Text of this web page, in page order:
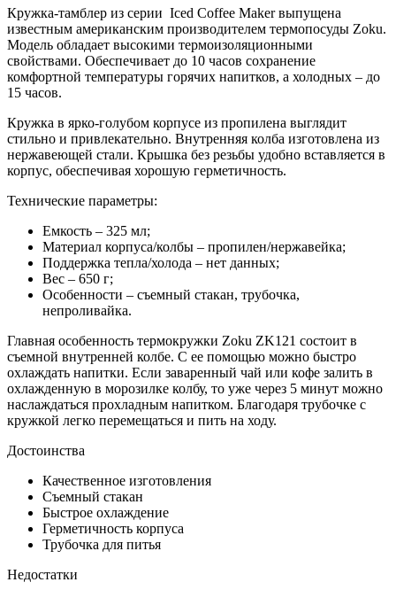
Кружка-тамблер из серии Iced Coffee Maker выпущена
известным американским производителем термопосуды Zoku.
Модель обладает высокими термоизоляционными
свойствами. Обеспечивает до 10 часов сохранение
комфортной температуры горячих напитков, а холодных – до
15 часов.
Кружка в ярко-голубом корпусе из пропилена выглядит
стильно и привлекательно. Внутренняя колба изготовлена из
нержавеющей стали. Крышка без резьбы удобно вставляется в
корпус, обеспечивая хорошую герметичность.
Технические параметры:
Емкость – 325 мл;
Материал корпуса/колбы – пропилен/нержавейка;
Поддержка тепла/холода – нет данных;
Вес – 650 г;
Особенности – съемный стакан, трубочка,
непроливайка.
Главная особенность термокружки Zoku ZK121 состоит в
съемной внутренней колбе. С ее помощью можно быстро
охлаждать напитки. Если заваренный чай или кофе залить в
охлажденную в морозилке колбу, то уже через 5 минут можно
наслаждаться прохладным напитком. Благодаря трубочке с
кружкой легко перемещаться и пить на ходу.
Достоинства
Качественное изготовления
Съемный стакан
Быстрое охлаждение
Герметичность корпуса
Трубочка для питья
Недостатки